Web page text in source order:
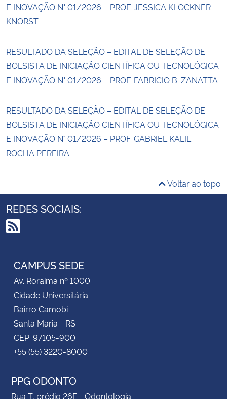
E INOVAÇÃO N° 01/2026 – PROF. JESSICA KLÖCKNER
KNORST
RESULTADO DA SELEÇÃO – EDITAL DE SELEÇÃO DE
BOLSISTA DE INICIAÇÃO CIENTÍFICA OU TECNOLÓGICA
E INOVAÇÃO N° 01/2026 – PROF. FABRICIO B. ZANATTA
RESULTADO DA SELEÇÃO – EDITAL DE SELEÇÃO DE
BOLSISTA DE INICIAÇÃO CIENTÍFICA OU TECNOLÓGICA
E INOVAÇÃO N° 01/2026 – PROF. GABRIEL KALIL
ROCHA PEREIRA
Voltar ao topo
REDES SOCIAIS:
RSS
CAMPUS SEDE
Av. Roraima nº 1000
Cidade Universitária
Bairro Camobi
Santa Maria - RS
CEP: 97105-900
+55 (55) 3220-8000
PPG ODONTO
Rua T, prédio 26F - Odontologia